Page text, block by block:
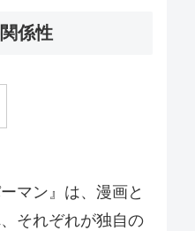
係性
マン』は、漫画と
それぞれが独自の